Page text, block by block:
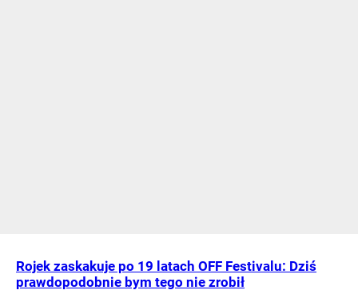
Rojek zaskakuje po 19 latach OFF Festivalu: Dziś
prawdopodobnie bym tego nie zrobił